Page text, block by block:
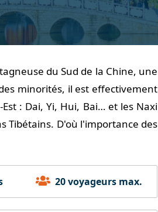
du Sud de la Chine, une
minorités, il est effectivement
: Dai, Yi, Hui, Bai… et les Naxi
Tibétains. D'où l'importance des
20 voyageurs max.